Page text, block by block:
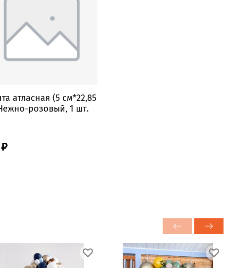
атласная (5 см*22,85
розовый, 1 шт.